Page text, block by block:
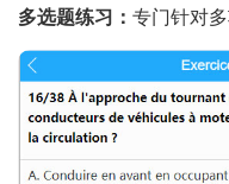
多选题练习： 专门针对